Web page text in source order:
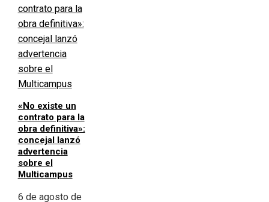
«No existe un
contrato para la
obra definitiva»:
concejal lanzó
advertencia
sobre el
Multicampus
6 de agosto de